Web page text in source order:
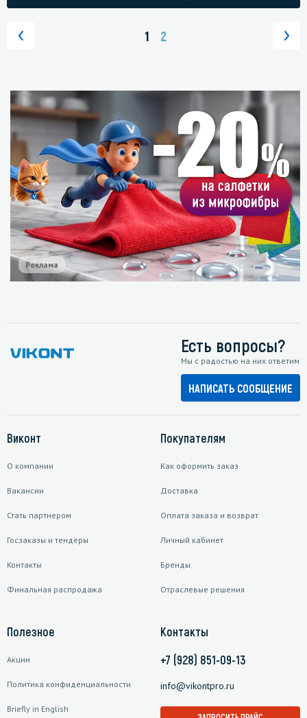
1 2
Реклама
Есть вопросы?
Мы с радостью на них ответим
НАПИСАТЬ СООБЩЕНИЕ
Виконт
О компании
Вакансии
Стать партнером
Госзаказы и тендеры
Контакты
Финальная распродажа
Покупателям
Как оформить заказ
Доставка
Оплата заказа и возврат
Личный кабинет
Бренды
Отраслевые решения
Полезное
Акции
Политика конфиденциальности
Briefly in English
Контакты
+7 (928) 851-09-13
info@vikontpro.ru